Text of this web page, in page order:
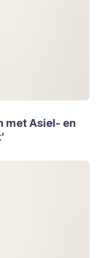
met Asiel- en